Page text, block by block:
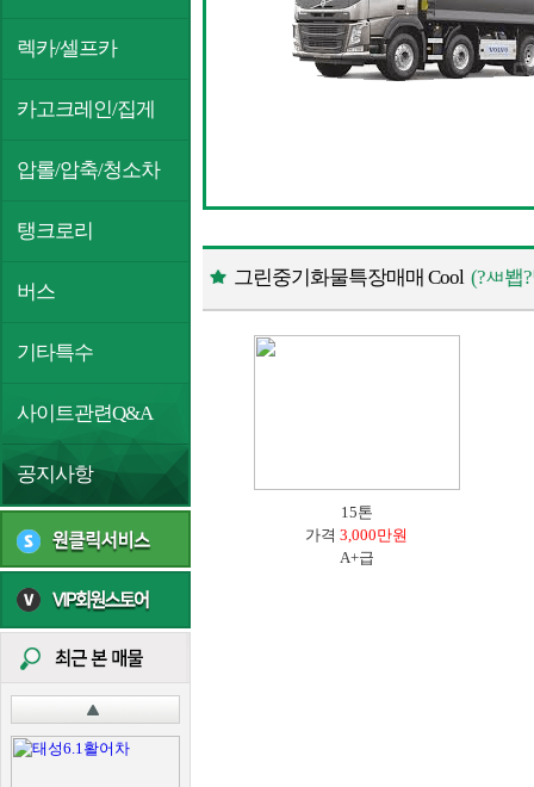
렉카/셀프카
카고크레인/집게
압롤/압축/청소차
탱크로리
버스
기타특수
사이트관련Q&A
공지사항
그린중기화물특장매매 Cool (?ㅽ봽
15톤
가격 3,000만원
A+급